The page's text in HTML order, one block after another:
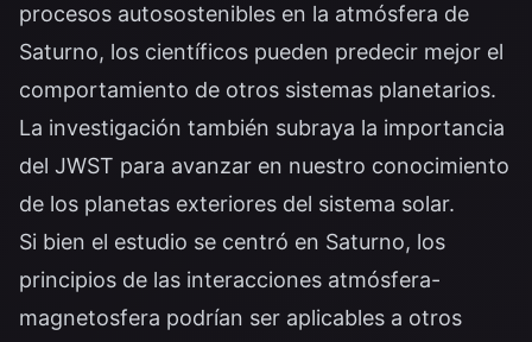
procesos autosostenibles en la atmósfera de
Saturno, los científicos pueden predecir mejor el
comportamiento de otros sistemas planetarios.
La investigación también subraya la importancia
del JWST para avanzar en nuestro conocimiento
de los planetas exteriores del sistema solar.
Si bien el estudio se centró en Saturno, los
principios de las interacciones atmósfera-
magnetosfera podrían ser aplicables a otros